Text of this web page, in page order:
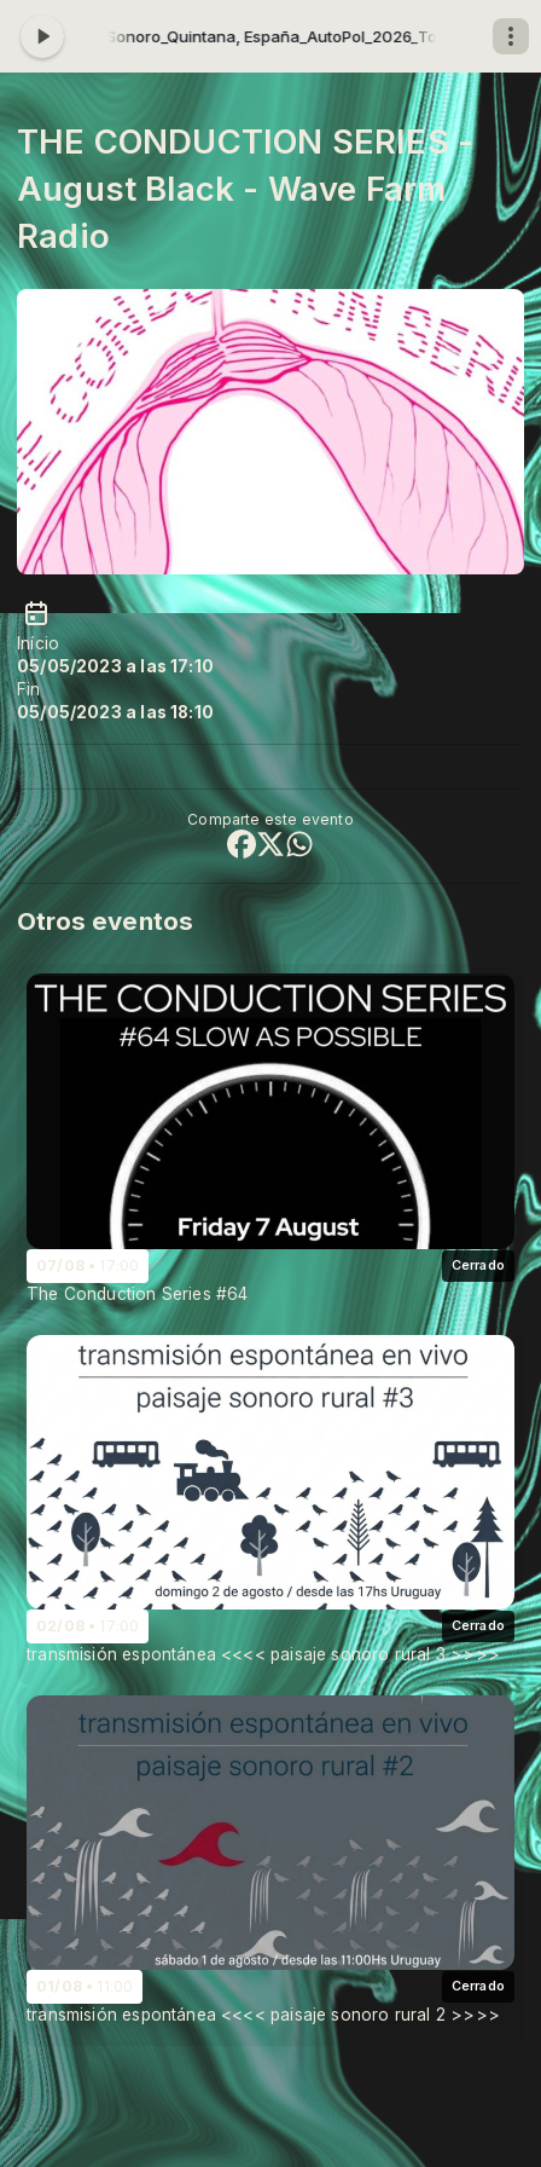
Paisaje Sonoro_Quintana, España_AutoPol_2026_Tocando ahora:
THE CONDUCTION SERIES -
August Black - Wave Farm
Radio
Início
05/05/2023 a las 17:10
Fin
05/05/2023 a las 18:10
Otros eventos
07/08 17:00 Cerrado
The Conduction Series #64
02/08 17:00 Cerrado
transmisión espontánea <<<< paisaje sonoro rural 3 >>>>
01/08 11:00 Cerrado
transmisión espontánea <<<< paisaje sonoro rural 2 >>>>
Comparte este evento